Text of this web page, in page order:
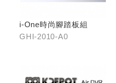
i-One時尚腳踏板組
GHI-2010-A0